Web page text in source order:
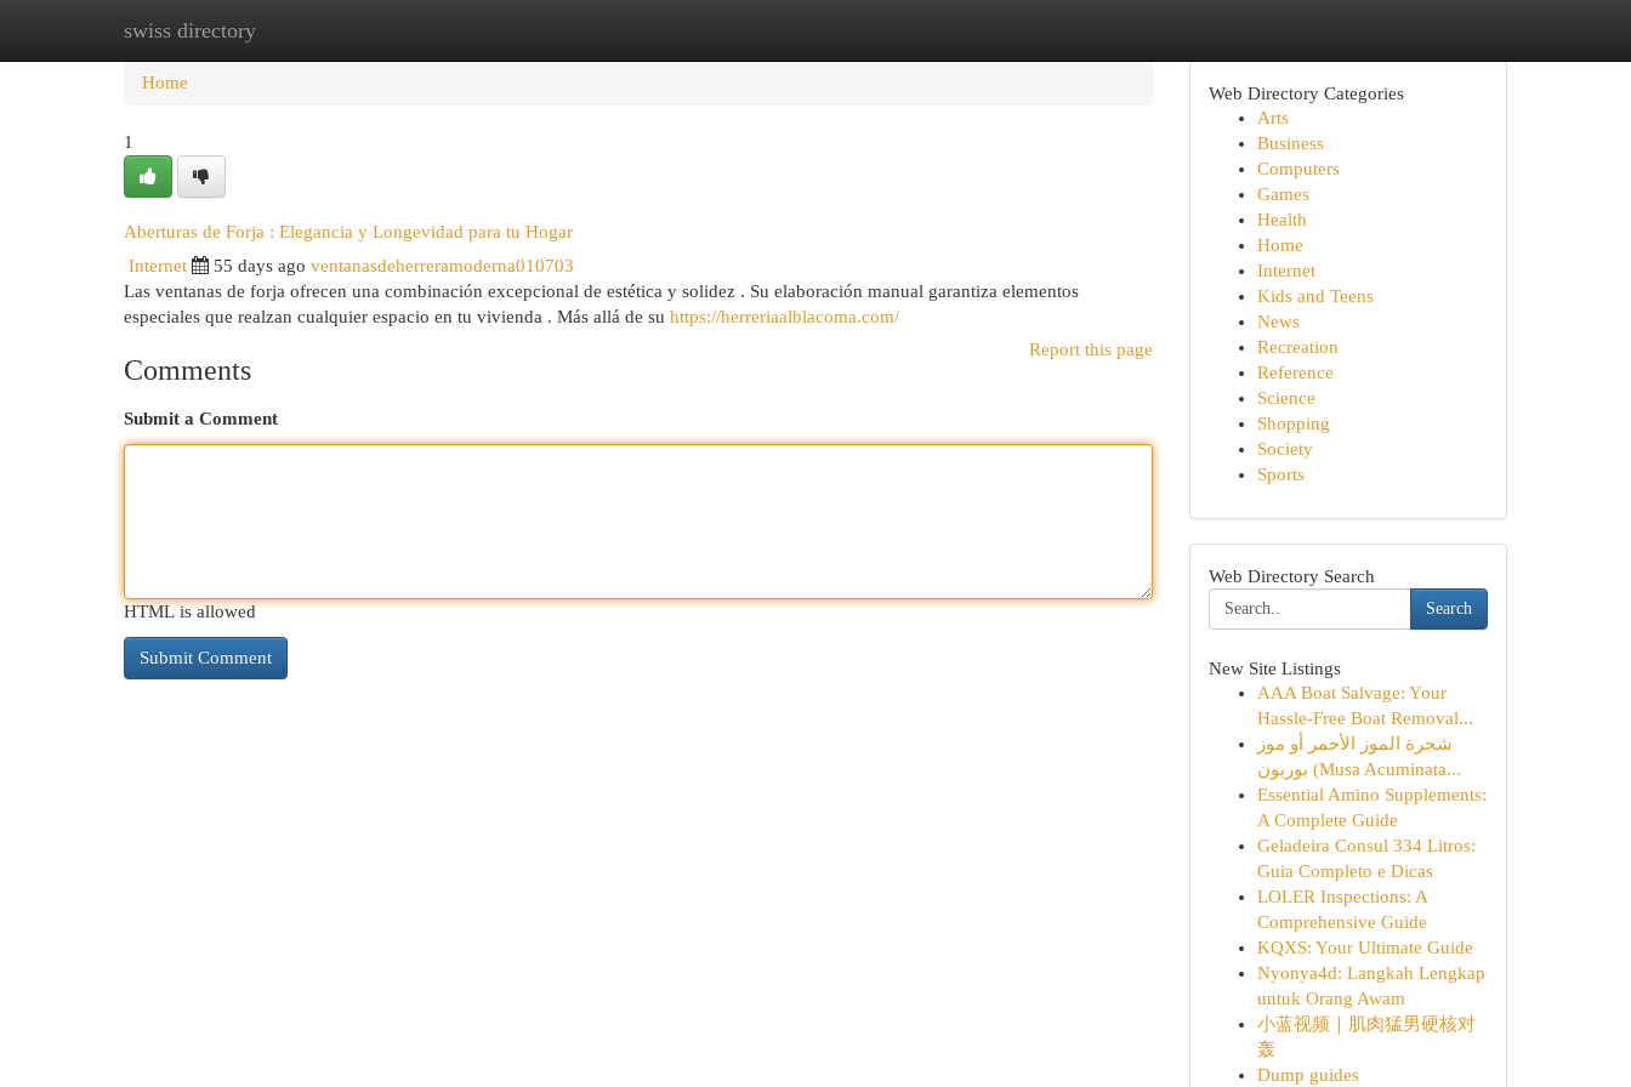
swiss directory
Home New Site Listings
Home
1
Aberturas de Forja : Elegancia y Longevidad para tu Hogar
Internet 55 days ago ventanasdeherreramoderna010703
Las ventanas de forja ofrecen una combinación excepcional de estética y solidez . Su elaboración manual garantiza elementos
especiales que realzan cualquier espacio en tu vivienda . Más allá de su https://herreriaalblacoma.com/
Report this page
Comments
Submit a Comment
HTML is allowed
Web Directory Categories
Arts
Business
Computers
Games
Health
Home
Internet
Kids and Teens
News
Recreation
Reference
Science
Shopping
Society
Sports
Web Directory Search
Search
New Site Listings
AAA Boat Salvage: Your
Hassle-Free Boat Removal...
شجرة الموز الأحمر أو موز
بوربون (Musa Acuminata...
Essential Amino Supplements:
A Complete Guide
Geladeira Consul 334 Litros:
Guia Completo e Dicas
LOLER Inspections: A
Comprehensive Guide
KQXS: Your Ultimate Guide
Nyonya4d: Langkah Lengkap
untuk Orang Awam
小蓝视频｜肌肉猛男硬核对
轰
Dump guides